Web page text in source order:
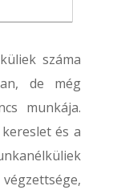
száma
de még
munkája.
és a